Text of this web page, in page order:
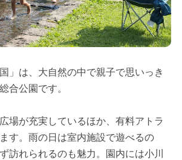
」は、大自然の中で親子で思いっき
合公園です。
場が充実しているほか、有料アトラ
す。雨の日は室内施設で遊べるの
訪れられるのも魅力。園内には小川